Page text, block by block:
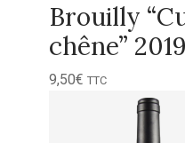
Brouilly
chêne” 2019
9,50€ TTC